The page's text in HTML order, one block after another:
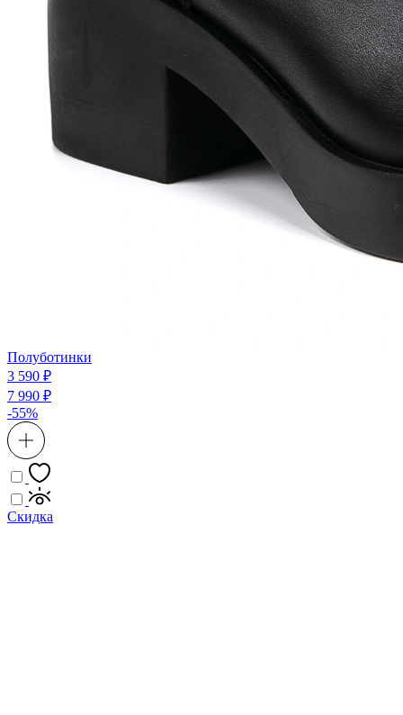
Полуботинки
3 590 ₽
7 990 ₽
-55%
Скидка